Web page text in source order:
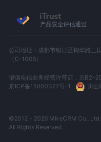
产品安全评估通过
公司地址：成都市锦江区锦华路三
（C-1005）
增值电信业务经营许可证：京B2-
京ICP备15000327号-1
川
©2012 - 2026 MikeCRM Co., Ltd.
All Rights Reserved.